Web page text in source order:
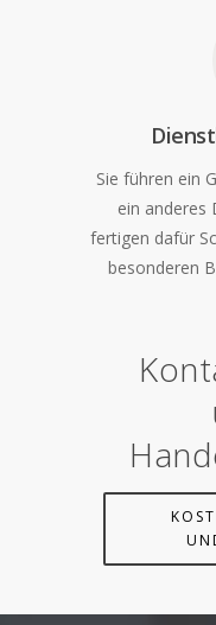
Sie führen ein
ein anderes
fertigen dafür
besonderen
ND